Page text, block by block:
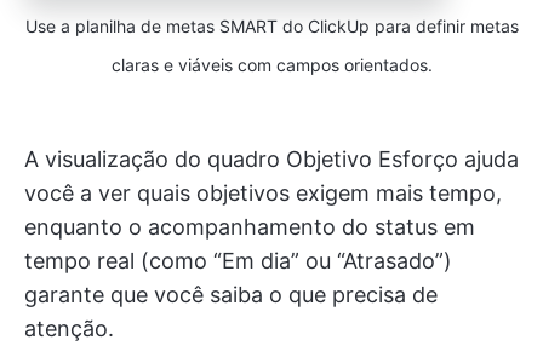
Use a planilha de metas SMART do ClickUp para definir metas
claras e viáveis com campos orientados.
A visualização do quadro Objetivo Esforço ajuda
você a ver quais objetivos exigem mais tempo,
enquanto o acompanhamento do status em
tempo real (como “Em dia” ou “Atrasado”)
garante que você saiba o que precisa de
atenção.